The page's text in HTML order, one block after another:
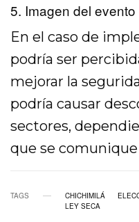
5. Imagen del evento
En el caso de
podría ser
mejorar la
podría causar
sectores,
que se
TAGS CHICHIMILÁ
LEY SECA